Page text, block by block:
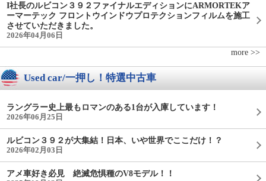
I社長のルビコン３９２ファイナルエディションにARMORTEKア
ーマーテック フロントウインドウプロテクションフィルムを施工
させていただきました。
2026年04月06日
more >>
Used car/一押し！特選中古車
ラングラー史上最もロマンのある1台が入庫しています！
2026年06月25日
ルビコン３９２が大集結！日本、いや世界でここだけ！？
2026年02月03日
アメ車好き必見 絶滅危惧種のV8モデル！！